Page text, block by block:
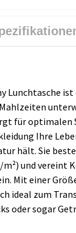
Lunchtasche
für optimalen
Ihre
hält. Sie
m²) und vereint
Mit einer
ideal zum
oder sogar